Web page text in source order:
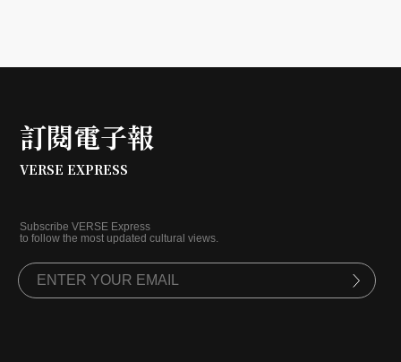
訂閱電子報
VERSE EXPRESS
Subscribe VERSE Express
to follow the most updated cultural views.